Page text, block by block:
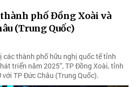
phố Đồng Xoài và
(Trung Quốc)
các thành phố hữu nghị quốc tế tỉnh
triển năm 2025”, TP Đồng Xoài, tỉnh
TP Đức Châu (Trung Quốc).